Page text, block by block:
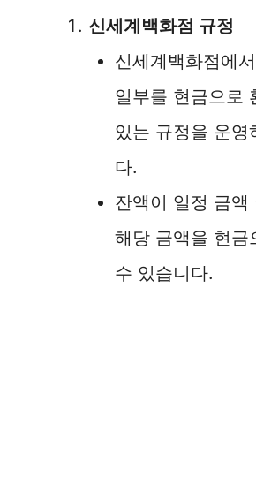
신세계백화점 규정
신세계백화점에
일부를 현금으로
있는 규정을 운영
다.
잔액이 일정 금액
해당 금액을 현금
수 있습니다.